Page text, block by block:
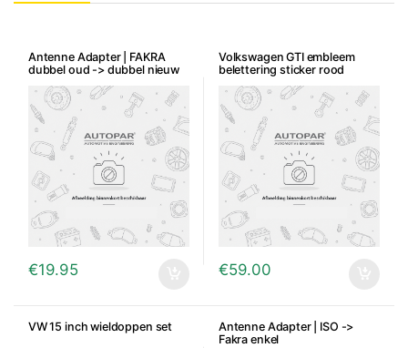
Antenne Adapter | FAKRA
dubbel oud -> dubbel nieuw
€19.95
Volkswagen GTI embleem
belettering sticker rood
€59.00
VW 15 inch wieldoppen set
Antenne Adapter | ISO ->
Fakra enkel